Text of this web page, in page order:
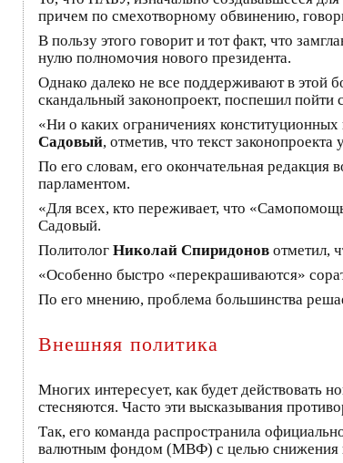
причем по смехотворному обвинению,
В пользу этого говорит и тот факт, что
нулю полномочия нового президента.
Однако далеко не все поддерживают в этой
скандальный законопроект, поспешил
«Ни о каких ограничениях
Садовый, отметив, что текст
По его словам, его окончательная
парламентом.
«Для всех, кто переживает, что
Садовый.
Политолог Николай Спиридонов отметил,
«Особенно быстро «перекрашиваются»
По его мнению, проблема большинства
Внешняя политика
Многих интересует, как будет действовать
стесняются. Часто эти высказывания
Так, его команда распространила
валютным фондом (МВФ) с целью снижения